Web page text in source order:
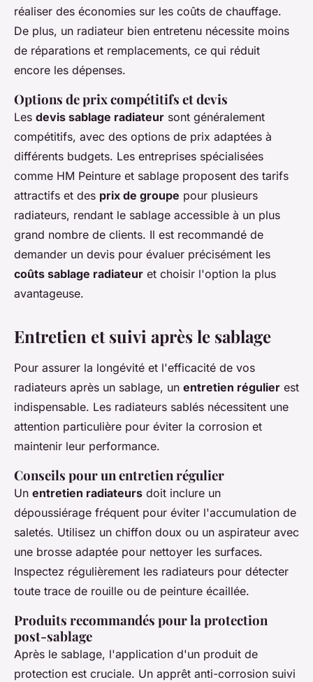
réaliser des économies sur les coûts de chauffage.
De plus, un radiateur bien entretenu nécessite moins
de réparations et remplacements, ce qui réduit
encore les dépenses.
Options de prix compétitifs et devis
Les devis sablage radiateur sont généralement
compétitifs, avec des options de prix adaptées à
différents budgets. Les entreprises spécialisées
comme HM Peinture et sablage proposent des tarifs
attractifs et des prix de groupe pour plusieurs
radiateurs, rendant le sablage accessible à un plus
grand nombre de clients. Il est recommandé de
demander un devis pour évaluer précisément les
coûts sablage radiateur et choisir l'option la plus
avantageuse.
Entretien et suivi après le sablage
Pour assurer la longévité et l'efficacité de vos
radiateurs après un sablage, un entretien régulier est
indispensable. Les radiateurs sablés nécessitent une
attention particulière pour éviter la corrosion et
maintenir leur performance.
Conseils pour un entretien régulier
Un entretien radiateurs doit inclure un
dépoussiérage fréquent pour éviter l'accumulation de
saletés. Utilisez un chiffon doux ou un aspirateur avec
une brosse adaptée pour nettoyer les surfaces.
Inspectez régulièrement les radiateurs pour détecter
toute trace de rouille ou de peinture écaillée.
Produits recommandés pour la protection
post-sablage
Après le sablage, l'application d'un produit de
protection est cruciale. Un apprêt anti-corrosion suivi